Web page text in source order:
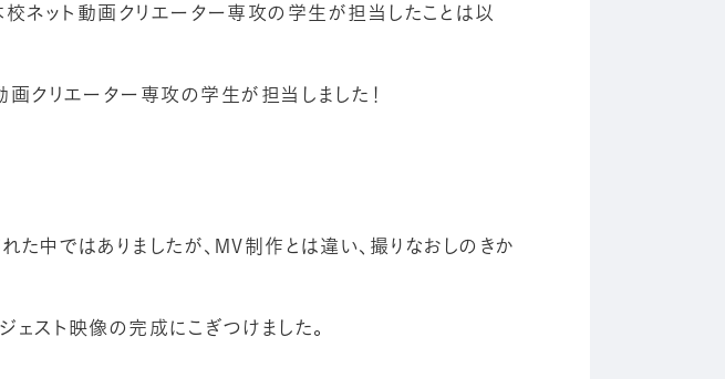
ネット動画クリエーター専攻の学生が担当したことは以
画クリエーター専攻の学生が担当しました！
中ではありましたが、MV制作とは違い、撮りなおしのきか
スト映像の完成にこぎつけました。